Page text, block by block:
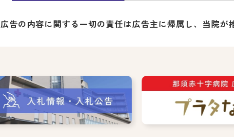
広告の内容に関する一切の責任は広告主に帰属し、 当院が